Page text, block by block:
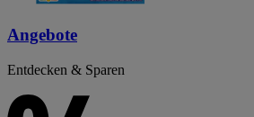
Angebote
Entdecken & Sparen